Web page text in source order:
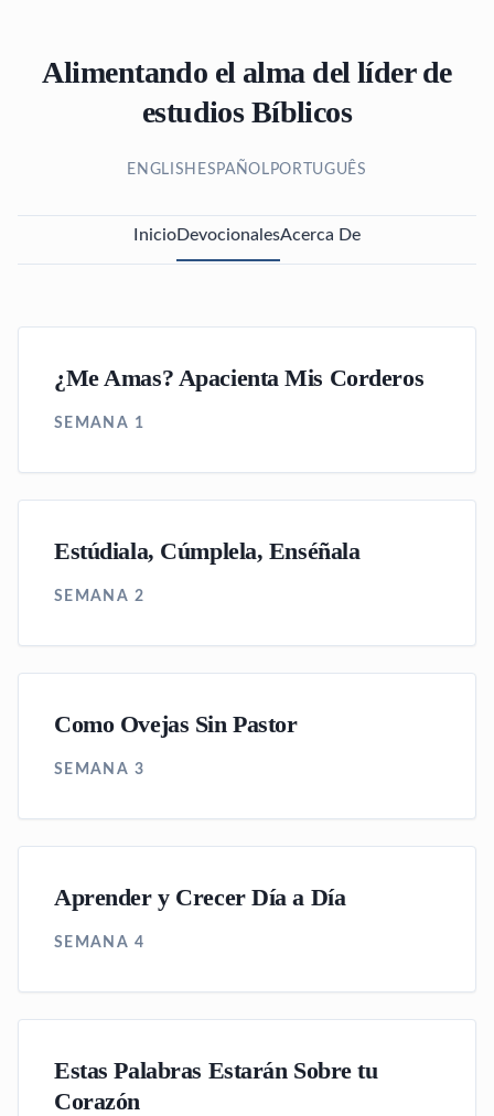
Alimentando el alma del líder de
estudios Bíblicos
ENGLISH ESPAÑOL PORTUGUÊS
InicioDevocionalesAcerca De
¿Me Amas? Apacienta Mis Corderos
SEMANA 1
Estúdiala, Cúmplela, Enséñala
SEMANA 2
Como Ovejas Sin Pastor
SEMANA 3
Aprender y Crecer Día a Día
SEMANA 4
Estas Palabras Estarán Sobre tu
Corazón